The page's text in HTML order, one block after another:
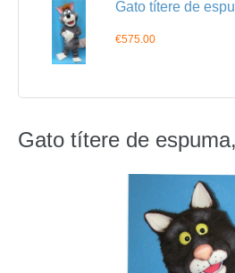
Gato títere de
€575.00
Gato títere de